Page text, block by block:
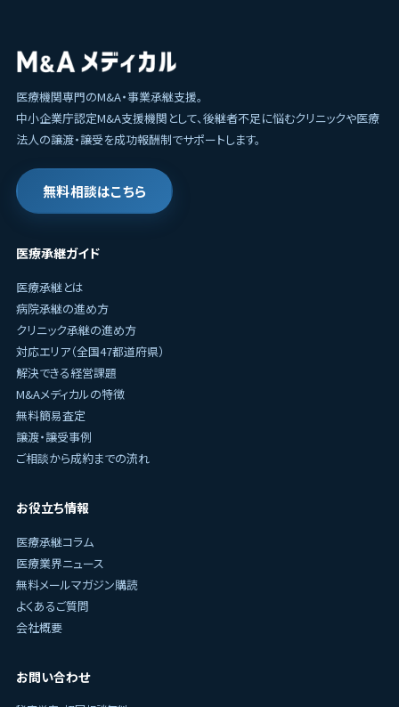
医療機関専門のM&A・事業承継支援。
中小企業庁認定M&A支援機関として、後継者不足に悩むクリニックや医療
法人の譲渡・譲受を成功報酬制でサポートします。
無料相談はこちら
医療承継ガイド
医療承継とは
病院承継の進め方
クリニック承継の進め方
対応エリア（全国47都道府県）
解決できる経営課題
M&Aメディカルの特徴
無料簡易査定
譲渡・譲受事例
ご相談から成約までの流れ
お役立ち情報
医療承継コラム
医療業界ニュース
無料メールマガジン購読
よくあるご質問
会社概要
お問い合わせ